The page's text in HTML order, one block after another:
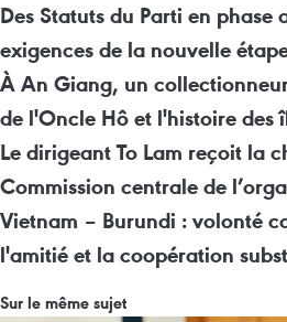
Des Statuts du Parti en phase
exigences de la nouvelle
À An Giang, un
de l'Oncle Hô et l'histoire des
Le dirigeant To Lam reçoit la
Commission centrale de
Vietnam – Burundi : volonté
l'amitié et la coopération
Sur le même sujet